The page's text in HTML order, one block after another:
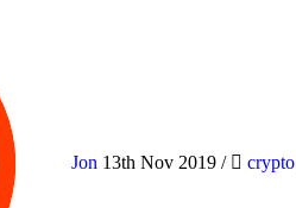
Jon 13th Nov 2019 / crypto